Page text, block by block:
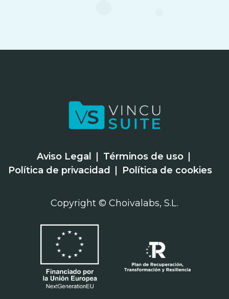
Aviso Legal
Términos de uso
Política de privacidad
Política de cookies
Copyright © Choivalabs, S.L.